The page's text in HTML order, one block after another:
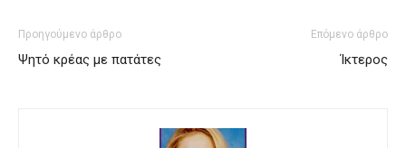
Προηγούμενο άρθρο
Ψητό κρέας με πατάτες
Επόμενο άρθρο
Ίκτερος